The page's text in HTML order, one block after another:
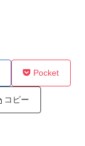
Pocket
コピー